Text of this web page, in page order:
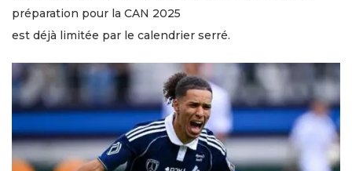
préparation pour la CAN 2025
est déjà limitée par le calendrier serré.